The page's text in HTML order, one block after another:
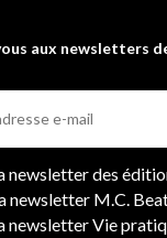
aux newsletters
newsletter des
newsletter M.C.
newsletter Vie